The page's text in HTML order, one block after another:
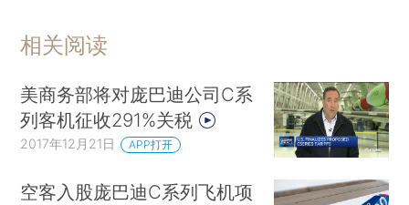
相关阅读
美商务部将对庞巴迪公司C系
列客机征收291%关税
2017年12月21日 APP打开
空客入股庞巴迪C系列飞机项